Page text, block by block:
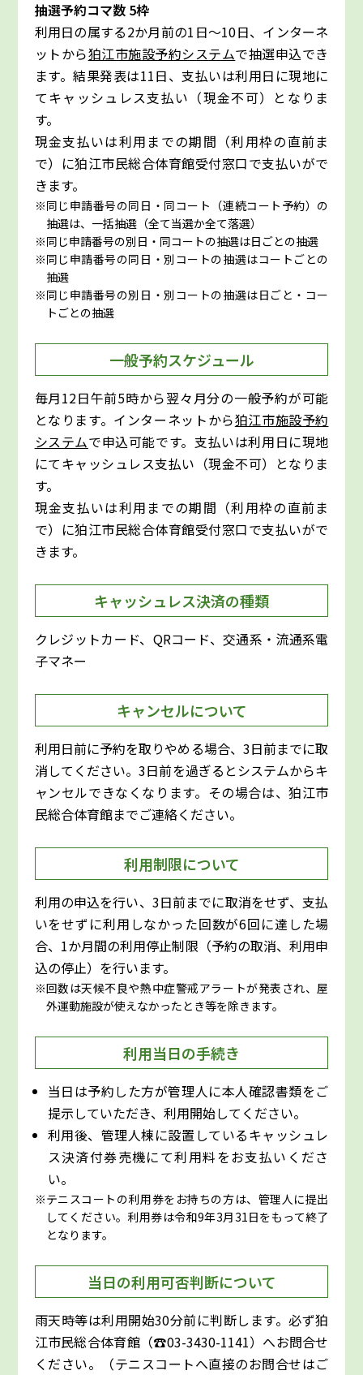
抽選予約コマ数 5枠
利用日の属する2か月前の1日～10日、インターネ
ットから狛江市施設予約システムで抽選申込でき
ます。結果発表は11日、支払いは利用日に現地に
てキャッシュレス支払い（現金不可）となりま
す。
現金支払いは利用までの期間（利用枠の直前ま
で）に狛江市民総合体育館受付窓口で支払いがで
きます。
同じ申請番号の同日・同コート（連続コート予約）の
抽選は、一括抽選（全て当選か全て落選）
同じ申請番号の別日・同コートの抽選は日ごとの抽選
同じ申請番号の同日・別コートの抽選はコートごとの
抽選
同じ申請番号の別日・別コートの抽選は日ごと・コー
トごとの抽選
一般予約スケジュール
毎月12日午前5時から翌々月分の一般予約が可能
となります。インターネットから狛江市施設予約
システムで申込可能です。支払いは利用日に現地
にてキャッシュレス支払い（現金不可）となりま
す。
現金支払いは利用までの期間（利用枠の直前ま
で）に狛江市民総合体育館受付窓口で支払いがで
きます。
キャッシュレス決済の種類
クレジットカード、QRコード、交通系・流通系電
子マネー
キャンセルについて
利用日前に予約を取りやめる場合、3日前までに取
消してください。3日前を過ぎるとシステムからキ
ャンセルできなくなります。その場合は、狛江市
民総合体育館までご連絡ください。
利用制限について
利用の申込を行い、3日前までに取消をせず、支払
いをせずに利用しなかった回数が6回に達した場
合、1か月間の利用停止制限（予約の取消、利用申
込の停止）を行います。
回数は天候不良や熱中症警戒アラートが発表され、屋
外運動施設が使えなかったとき等を除きます。
利用当日の手続き
当日は予約した方が管理人に本人確認書類をご
提示していただき、利用開始してください。
利用後、管理人棟に設置しているキャッシュレ
ス決済付券売機にて利用料をお支払いくださ
い。
テニスコートの利用券をお持ちの方は、管理人に提出
してください。利用券は令和9年3月31日をもって終了
となります。
当日の利用可否判断について
雨天時等は利用開始30分前に判断します。必ず狛
江市民総合体育館（☎03-3430-1141）へお問合せ
ください。（テニスコートへ直接のお問合せはご